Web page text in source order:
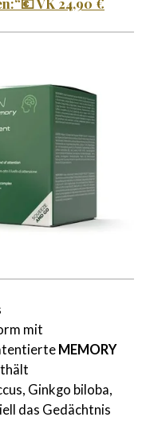
mit
MEMORY
Ginkgo biloba,
das Gedächtnis